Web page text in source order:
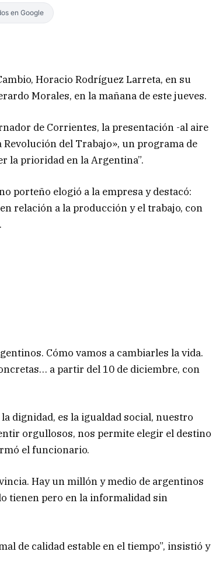
en Google
Horacio Rodríguez Larreta, en su
Morales, en la mañana de este jueves.
de Corrientes, la presentación -al aire
del Trabajo», un programa de
la prioridad en la Argentina”.
porteño elogió a la empresa y destacó:
relación a la producción y el trabajo, con
Cómo vamos a cambiarles la vida.
a partir del 10 de diciembre, con
dignidad, es la igualdad social, nuestro
orgullosos, nos permite elegir el destino
el funcionario.
Hay un millón y medio de argentinos
tienen pero en la informalidad sin
de calidad estable en el tiempo”, insistió y